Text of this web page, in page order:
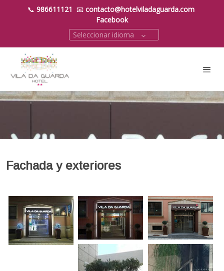
📞 986611121 📧 contacto@hotelviladaguarda.com
Facebook
Seleccionar idioma
Fachada y exteriores